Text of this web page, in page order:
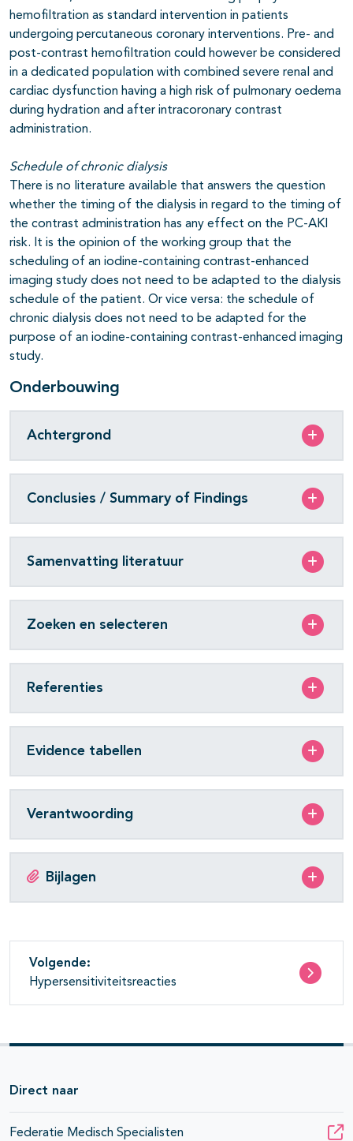
hemofiltration as standard intervention in patients
undergoing percutaneous coronary interventions. Pre- and
post-contrast hemofiltration could however be considered
in a dedicated population with combined severe renal and
cardiac dysfunction having a high risk of pulmonary oedema
during hydration and after intracoronary contrast
administration.
Schedule of chronic dialysis
There is no literature available that answers the question
whether the timing of the dialysis in regard to the timing of
the contrast administration has any effect on the PC-AKI
risk. It is the opinion of the working group that the
scheduling of an iodine-containing contrast-enhanced
imaging study does not need to be adapted to the dialysis
schedule of the patient. Or vice versa: the schedule of
chronic dialysis does not need to be adapted for the
purpose of an iodine-containing contrast-enhanced imaging
study.
Onderbouwing
Achtergrond
Conclusies / Summary of Findings
Samenvatting literatuur
Zoeken en selecteren
Referenties
Evidence tabellen
Verantwoording
Bijlagen
Volgende:
Hypersensitiviteitsreacties
Direct naar
Federatie Medisch Specialisten